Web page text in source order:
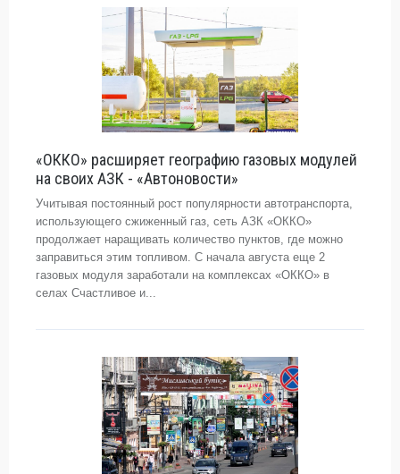
«ОККО» расширяет географию газовых модулей
на своих АЗК - «Автоновости»
Учитывая постоянный рост популярности автотранспорта,
использующего сжиженный газ, сеть АЗК «ОККО»
продолжает наращивать количество пунктов, где можно
заправиться этим топливом. С начала августа еще 2
газовых модуля заработали на комплексах «ОККО» в
селах Счастливое и...